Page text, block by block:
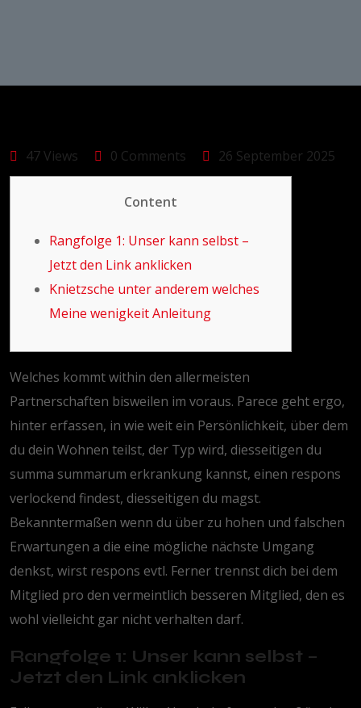
47 Views 0 Comments 26 September 2025
Content
Rangfolge 1: Unser kann selbst –
Jetzt den Link anklicken
Knietzsche unter anderem welches
Meine wenigkeit Anleitung
Welches kommt within den allermeisten
Partnerschaften bisweilen im voraus. Parece geht ergo,
hinter erfassen, in wie weit ein Persönlichkeit, über dem
du dein Wohnen teilst, der Typ wird, diesseitigen du
summa summarum erkrankung kannst, einen respons
verlockend findest, diesseitigen du magst.
Bekanntermaßen wenn du über zu hohen und falschen
Erwartungen a die eine mögliche nächste Umgang
denkst, wirst respons evtl. Ferner trennst dich bei dem
Mitglied pro den vermeintlich besseren Mitglied, den es
wohl vielleicht gar nicht verhalten darf.
Rangfolge 1: Unser kann selbst –
Jetzt den Link anklicken